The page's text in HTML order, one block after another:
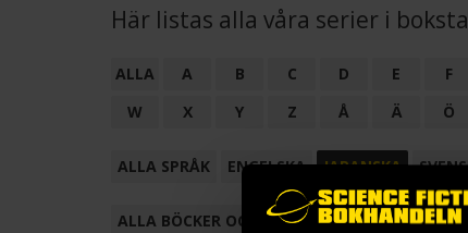
Här listas alla våra serier i
ALLA A B C D E F
W
X Y Z Å Ä Ö
ALLA SPRÅK ENGELSKA JAPANSKA
ALLA BÖCKER OCH TECKNADE SERIER